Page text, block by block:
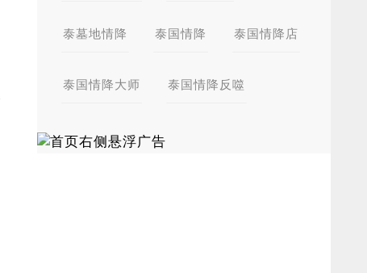
泰墓地情降 泰国情降 泰国情降店
泰国情降大师 泰国情降反噬